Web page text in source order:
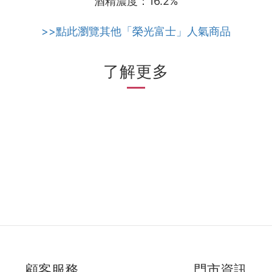
>>點此瀏覽其他「榮光富士」人氣商品
了解更多